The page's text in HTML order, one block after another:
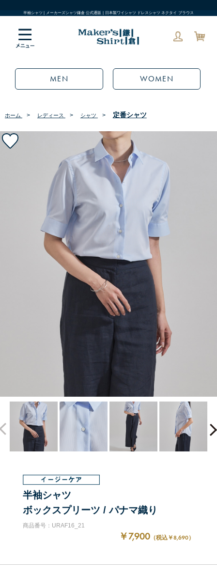
半袖シャツ | メーカーズシャツ鎌倉 公式通販 | 日本製ワイシャツ ドレスシャツ ネクタイ ブラウス
MEN WOMEN
ホーム > レディース > シャツ > 定番シャツ
半袖シャツ
ボックスプリーツ / パナマ織り
商品番号：URAF16_21
￥7,900 （税込￥8,690）